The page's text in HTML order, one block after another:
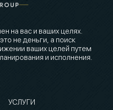
на вас и ваших целях.
не деньги, а поиск
ваших целей путем
и исполнения.
УСЛУГИ